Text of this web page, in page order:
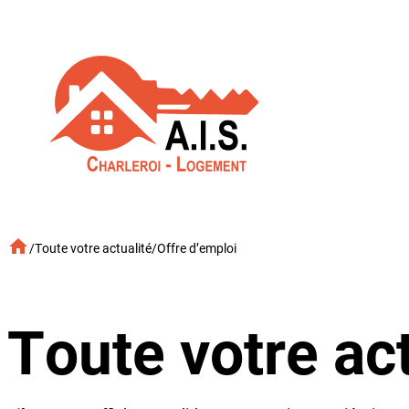
/Toute votre actualité/Offre d’emploi
Toute votre